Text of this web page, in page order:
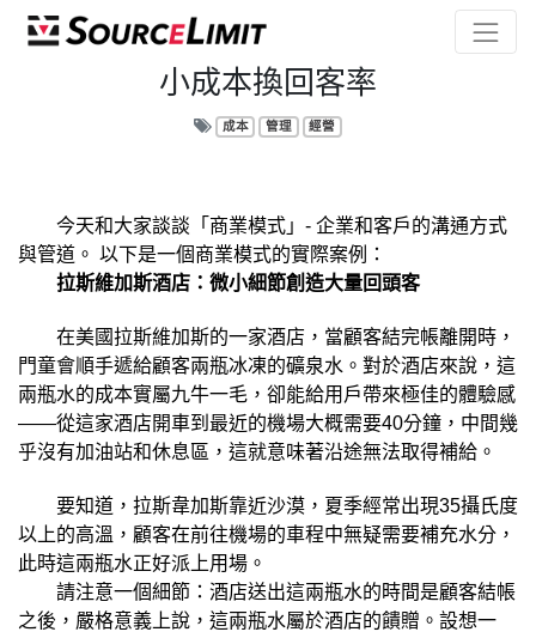
小成本換回客率
成本 管理 經營
今天和大家談談「商業模式」- 企業和客戶的溝通方式
與管道。 以下是一個商業模式的實際案例：
拉斯維加斯酒店：微小細節創造大量回頭客
在美國拉斯維加斯的一家酒店，當顧客結完帳離開時，
門童會順手遞給顧客兩瓶冰凍的礦泉水。 對於酒店來說，這
兩瓶水的成本實屬九牛一毛，卻能給用戶帶來極佳的體驗感
——從這家酒店開車到最近的機場大概需要40分鐘，中間幾
乎沒有加油站和休息區，這就意味著沿途無法取得補給。
要知道，拉斯韋加斯靠近沙漠，夏季經常出現35攝氏度
以上的高溫，顧客在前往機場的車程中無疑需要補充水分，
此時這兩瓶水正好派上用場。
請注意一個細節： 酒店送出這兩瓶水的時間是顧客結帳
之後，嚴格意義上說，這兩瓶水屬於酒店的饋贈。設想一